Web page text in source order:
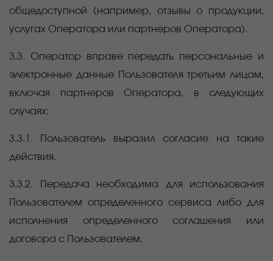
общедоступной (например, отзывы о продукции,
услугах Оператора или партнеров Оператора).
3.3. Оператор вправе передать персональные и
электронные данные Пользователя третьим лицам,
включая партнеров Оператора, в следующих
случаях:
3.3.1. Пользователь выразил согласие на такие
действия.
3.3.2. Передача необходима для использования
Пользователем определенного сервиса либо для
исполнения определенного соглашения или
договора с Пользователем.